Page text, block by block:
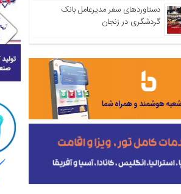
دستاوردهای سفر مدیرعامل بانک
گردشگری در زنجان